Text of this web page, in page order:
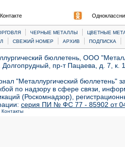
| ЧЕРНЫЕ МЕТАЛЛЫ |
ЦВЕТНЫЕ
| СВЕЖИЙ НОМЕР | АРХИВ | ПОДПИСКА |
бюллетень, ООО
Долгопрудный, пр-т Пацаева, д. 7,
"Металлургический бюллетень"
по надзору в сфере связи,
(Роскомнадзор),
серия ПИ № ФС 77 - 85902 от 04
Контакты